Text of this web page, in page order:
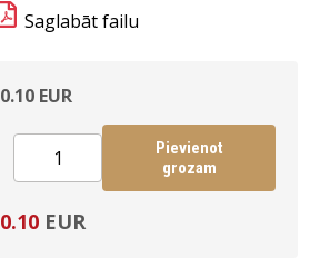
Saglabāt failu
0.10 EUR
Pievienot
grozam
0.10 EUR